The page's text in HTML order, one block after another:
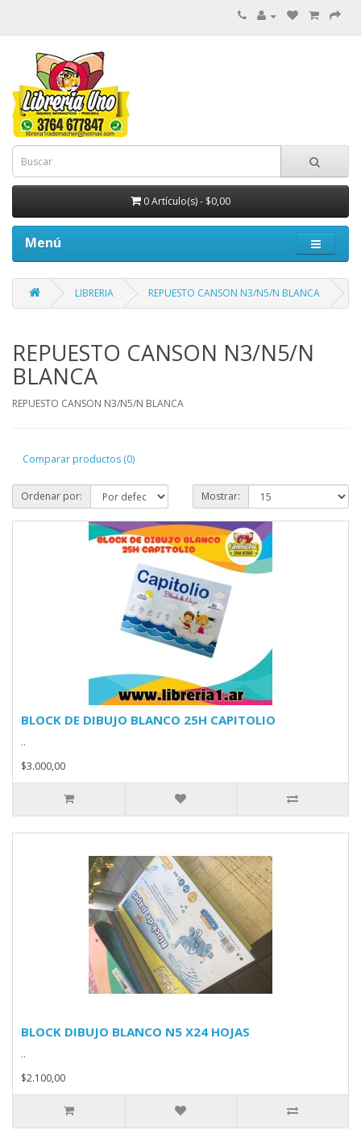
0 Artículo(s) - $0,00
Menú
LIBRERIA REPUESTO CANSON N3/N5/N BLANCA
REPUESTO CANSON N3/N5/N
BLANCA
REPUESTO CANSON N3/N5/N BLANCA
Comparar productos (0)
Ordenar por: Mostrar:
BLOCK DE DIBUJO BLANCO 25H CAPITOLIO
..
$3.000,00
BLOCK DIBUJO BLANCO N5 X24 HOJAS
..
$2.100,00